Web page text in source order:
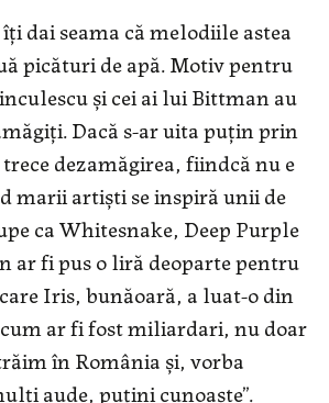
dai seama că melodiile astea
picături de apă. Motiv pentru
și cei ai lui Bittman au
Dacă s-ar uita puțin prin
dezamăgirea, fiindcă nu e
marii artiști se inspiră unii de
ca Whitesnake, Deep Purple
ar fi pus o liră deoparte pentru
Iris, bunăoară, a luat-o din
ar fi fost miliardari, nu doar
în România și, vorba
aude, puțini cunoaște”.